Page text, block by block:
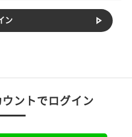
ントでログイン